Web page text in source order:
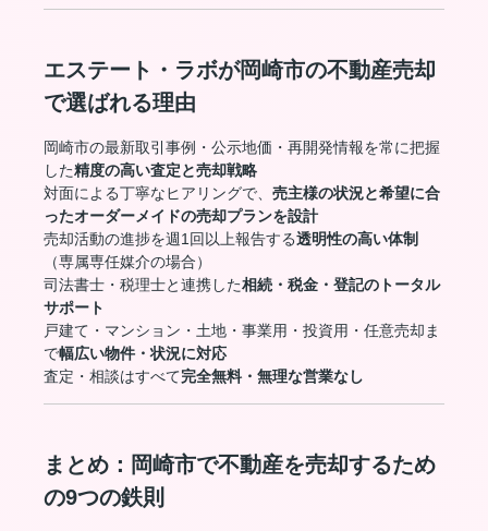
エステート・ラボが岡崎市の不動産売却
で選ばれる理由
岡崎市の最新取引事例・公示地価・再開発情報を常に把握
した精度の高い査定と売却戦略
対面による丁寧なヒアリングで、 売主様の状況と希望に合
ったオーダーメイドの売却プランを設計
売却活動の進捗を週1回以上報告する透明性の高い体制
（専属専任媒介の場合）
司法書士・税理士と連携した相続・税金・登記のトータル
サポート
戸建て・マンション・土地・事業用・投資用・任意売却ま
で幅広い物件・状況に対応
査定・相談はすべて完全無料・無理な営業なし
まとめ：岡崎市で不動産を売却するため
の9つの鉄則